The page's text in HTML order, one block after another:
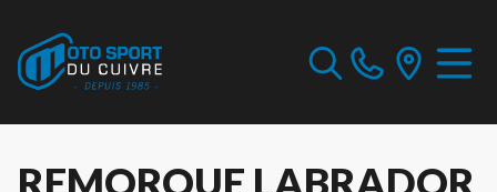
REMORQUE LABRADOR